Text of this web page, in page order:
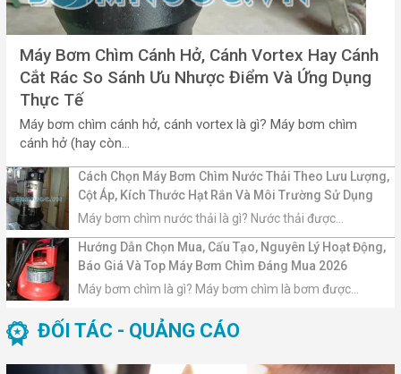
Máy Bơm Chìm Cánh Hở, Cánh Vortex Hay Cánh
Cắt Rác So Sánh Ưu Nhược Điểm Và Ứng Dụng
Thực Tế
Máy bơm chìm cánh hở, cánh vortex là gì? Máy bơm chìm
cánh hở (hay còn...
Cách Chọn Máy Bơm Chìm Nước Thải Theo Lưu Lượng,
Cột Áp, Kích Thước Hạt Rắn Và Môi Trường Sử Dụng
Máy bơm chìm nước thải là gì? Nước thải được...
Hướng Dẫn Chọn Mua, Cấu Tạo, Nguyên Lý Hoạt Động,
Báo Giá Và Top Máy Bơm Chìm Đáng Mua 2026
Máy bơm chìm là gì? Máy bơm chìm là bơm được...
ĐỐI TÁC - QUẢNG CÁO